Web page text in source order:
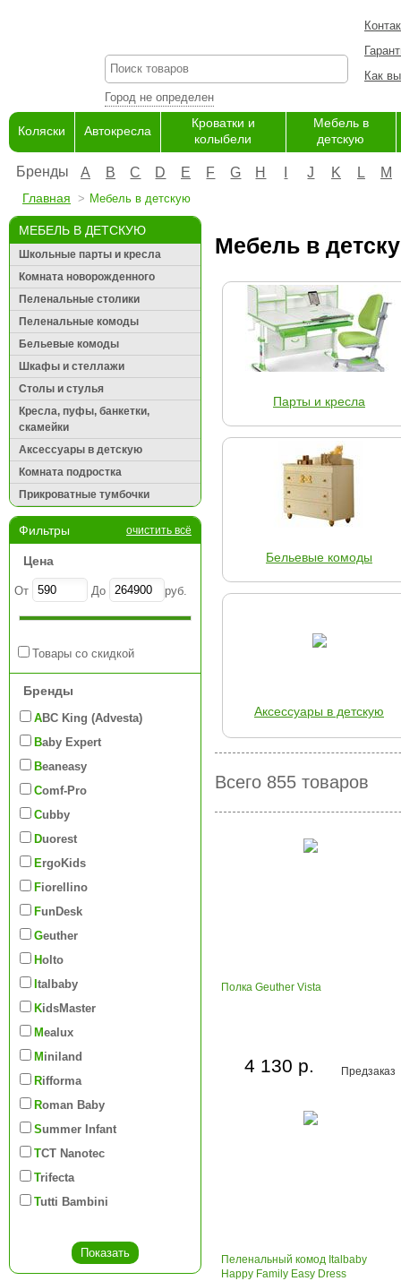
Город не определен
Как
Коляски Автокресла
Кроватки и
колыбели
Мебель в
детскую
Бренды A B C D E F G H J K L M
Главная Мебель в детскую
МЕБЕЛЬ В ДЕТСКУЮ
Школьные парты и кресла
Комната новорожденного
Пеленальные столики
Пеленальные комоды
Бельевые комоды
Шкафы и стеллажи
Столы и стулья
Кресла, пуфы, банкетки,
скамейки
Аксессуары в детскую
Комната подростка
Прикроватные тумбочки
Фильтры очистить всё
Цена
От До руб.
Товары со скидкой
Бренды
ABC King (Advesta)
Baby Expert
Beaneasy
Comf-Pro
Cubby
Duorest
ErgoKids
Fiorellino
FunDesk
Geuther
Holto
Italbaby
KidsMaster
Mealux
Miniland
Rifforma
Roman Baby
Summer Infant
TCT Nanotec
Trifecta
Tutti Bambini
Мебель в
Парты и кресла
Бельевые комоды
Аксессуары в детскую
Всего 855 товаров
Полка Geuther Vista
Предзаказ
4 130 р.
Пеленальный комод Italbaby
Happy Family Easy Dress